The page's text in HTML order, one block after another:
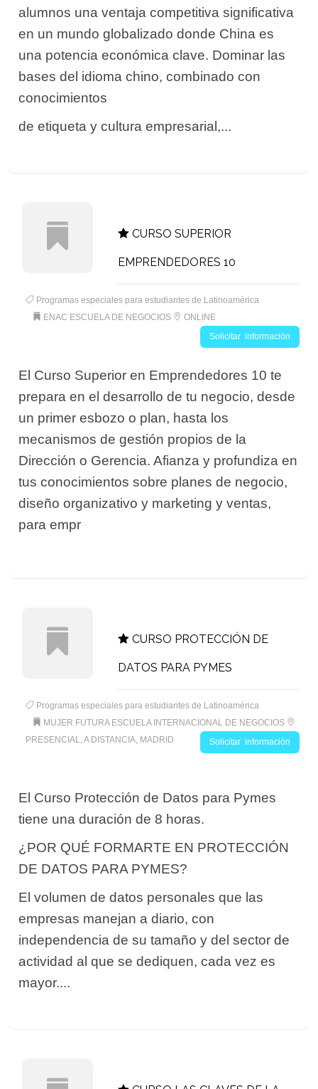
alumnos una ventaja competitiva significativa
en un mundo globalizado donde China es
una potencia económica clave. Dominar las
bases del idioma chino, combinado con
conocimientos
de etiqueta y cultura empresarial,...
CURSO SUPERIOR
EMPRENDEDORES 10
Programas especiales para estudiantes de Latinoamérica
ENAC ESCUELA DE NEGOCIOS
ONLINE
Solicitar información
El Curso Superior en Emprendedores 10 te
prepara en el desarrollo de tu negocio, desde
un primer esbozo o plan, hasta los
mecanismos de gestión propios de la
Dirección o Gerencia. Afianza y profundiza en
tus conocimientos sobre planes de negocio,
diseño organizativo y marketing y ventas,
para empr
CURSO PROTECCIÓN DE
DATOS PARA PYMES
Programas especiales para estudiantes de Latinoamérica
MUJER FUTURA ESCUELA INTERNACIONAL DE NEGOCIOS
PRESENCIAL, A DISTANCIA, MADRID
Solicitar información
El Curso Protección de Datos para Pymes
tiene una duración de 8 horas.
¿POR QUÉ FORMARTE EN PROTECCIÓN
DE DATOS PARA PYMES?
El volumen de datos personales que las
empresas manejan a diario, con
independencia de su tamaño y del sector de
actividad al que se dediquen, cada vez es
mayor....